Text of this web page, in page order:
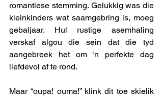
romantiese stemming. Gelukkig was die
kleinkinders wat saamgebring is, moeg
gebaljaar. Hul rustige asemhaling
verskaf algou die sein dat die tyd
aangebreek het om ‘n perfekte dag
liefdevol af te rond.
Maar “oupa! ouma!” klink dit toe skielik